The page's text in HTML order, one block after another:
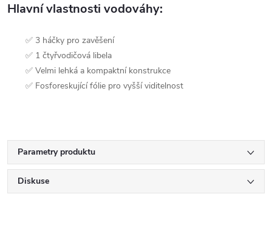
Hlavní vlastnosti vodováhy:
✅ 3 háčky pro zavěšení
✅ 1 čtyřvodičová libela
✅ Velmi lehká a kompaktní konstrukce
✅ Fosforeskující fólie pro vyšší viditelnost
Parametry produktu
Diskuse